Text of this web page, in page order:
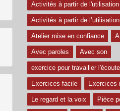
Activités à partir de
Activités à partir de
Atelier mise en confiance
Avec paroles Avec son
exercice pour travailler l'écoute
Exercices facile Exercices
Le regard et la voix Pièce